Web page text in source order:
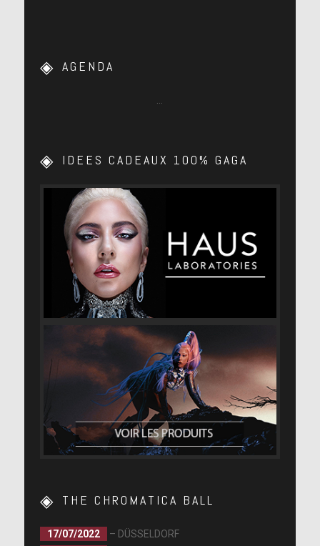
AGENDA
IDEES CADEAUX 100% GAGA
THE CHROMATICA BALL
17/07/2022
– DÜSSELDORF